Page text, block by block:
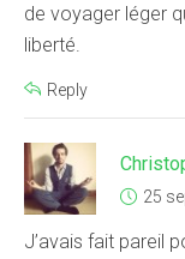
de voyager léger
liberté.
Reply
25
J’avais fait pareil